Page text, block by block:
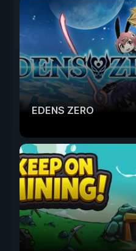
EDENS ZERO